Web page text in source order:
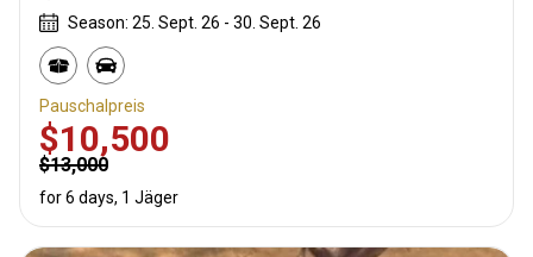
Season: 25. Sept. 26 - 30. Sept. 26
Pauschalpreis
$10,500
$13,000
for 6 days, 1 Jäger